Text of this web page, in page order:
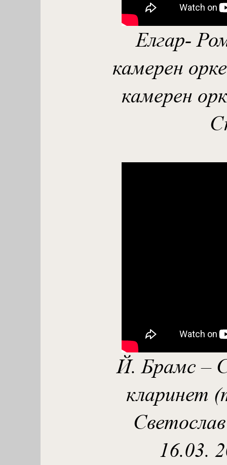
Елгар-
камерен
камерен
Й. Брамс –
кларинет
16.03.